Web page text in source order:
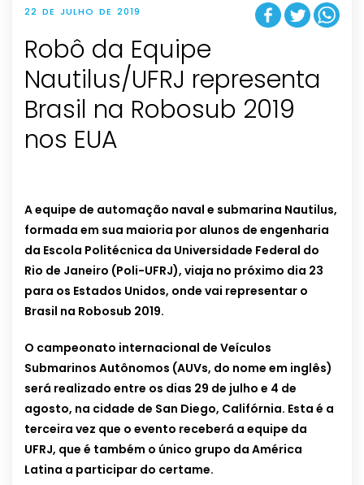
22 DE JULHO DE 2019
Robô da Equipe
Nautilus/UFRJ representa
Brasil na Robosub 2019
nos EUA
A equipe de automação naval e submarina Nautilus,
formada em sua maioria por alunos de engenharia
da Escola Politécnica da Universidade Federal do
Rio de Janeiro (Poli-UFRJ), viaja no próximo dia 23
para os Estados Unidos, onde vai representar o
Brasil na Robosub 2019.
O campeonato internacional de Veículos
Submarinos Autônomos (AUVs, do nome em inglês)
será realizado entre os dias 29 de julho e 4 de
agosto, na cidade de San Diego, Califórnia. Esta é a
terceira vez que o evento receberá a equipe da
UFRJ, que é também o único grupo da América
Latina a participar do certame.